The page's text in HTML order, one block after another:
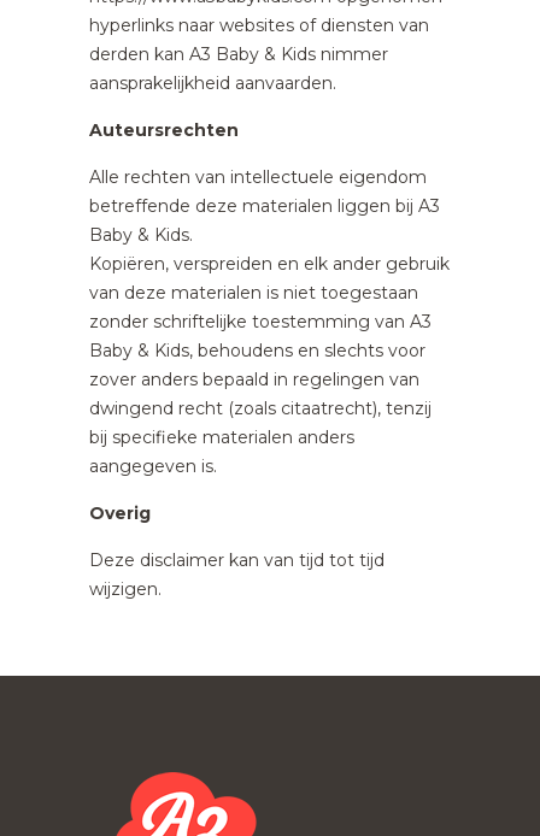
hyperlinks naar websites of diensten van
derden kan A3 Baby & Kids nimmer
aansprakelijkheid aanvaarden.
Auteursrechten
Alle rechten van intellectuele eigendom
betreffende deze materialen liggen bij A3
Baby & Kids.
Kopiëren, verspreiden en elk ander gebruik
van deze materialen is niet toegestaan
zonder schriftelijke toestemming van A3
Baby & Kids, behoudens en slechts voor
zover anders bepaald in regelingen van
dwingend recht (zoals citaatrecht), tenzij
bij specifieke materialen anders
aangegeven is.
Overig
Deze disclaimer kan van tijd tot tijd
wijzigen.